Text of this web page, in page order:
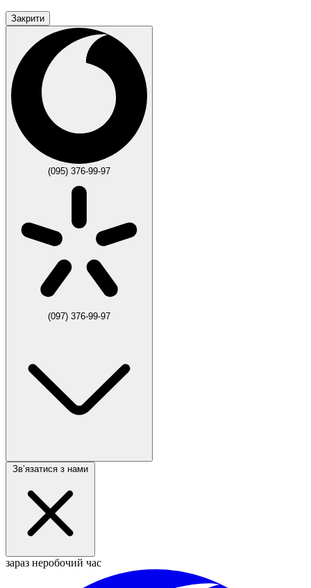
Закрити
(095) 376-99-97
(097) 376-99-97
Звʼязатися з нами
зараз неробочий час